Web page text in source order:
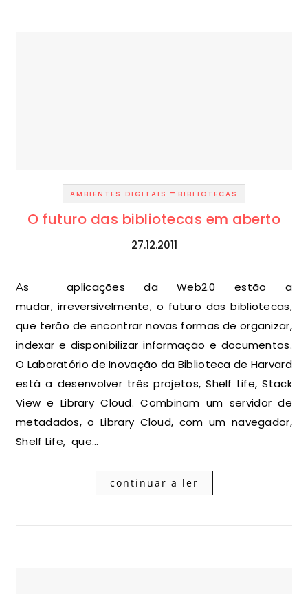
AMBIENTES DIGITAIS - BIBLIOTECAS
O futuro das bibliotecas em aberto
27.12.2011
As aplicações da Web2.0 estão a
mudar, irreversivelmente, o futuro das bibliotecas,
que terão de encontrar novas formas de organizar,
indexar e disponibilizar informação e documentos.
O Laboratório de Inovação da Biblioteca de Harvard
está a desenvolver três projetos, Shelf Life, Stack
View e Library Cloud. Combinam um servidor de
metadados, o Library Cloud, com um navegador,
Shelf Life, que…
continuar a ler